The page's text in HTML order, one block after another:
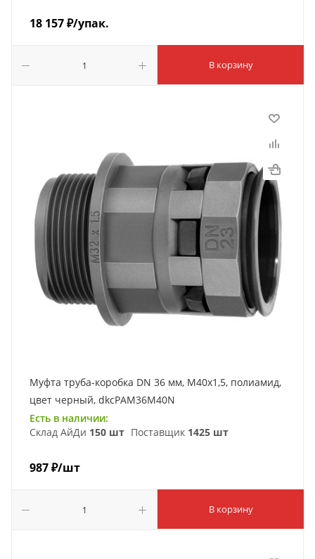
18 157₽/упак.
В корзину
Муфта труба-коробка DN 36 мм, М40х1,5, полиамид,
цвет черный, dkcPAM36M40N
Есть в наличии:
Склад АйДи 150 шт Поставщик 1425 шт
987₽/шт
В корзину